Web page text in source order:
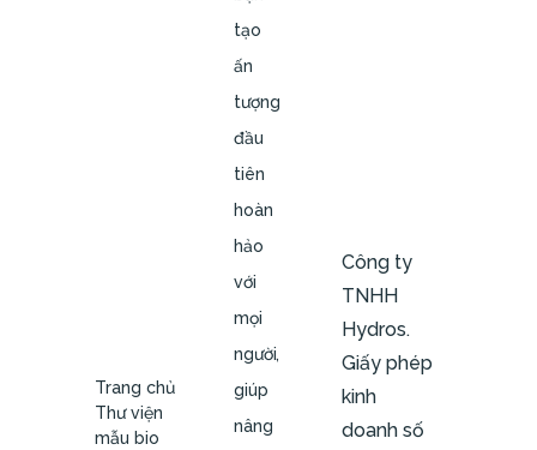
Trang chủ
Thư viện
mẫu bio
tạo
ấn
tượng
đầu
tiên
hoàn
hảo
với
mọi
người,
giúp
nâng
Công ty
TNHH
Hydros.
Giấy phép
kinh
doanh số